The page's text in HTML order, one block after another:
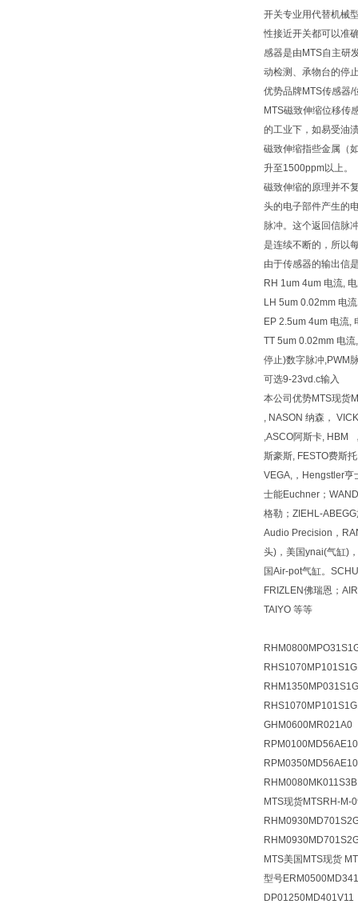
开关专业用代替机械
性接近开关都可以准
感器是由MTS自主研
动检测、承物台的停
优势品牌MTS传感器/
MTS磁致伸缩位移传
的工业下，如易受油
磁致伸缩指些金属（
升至1500ppm以上。
磁致伸缩的原理并不
头的电子部件产生的
脉冲。这个返回信脉
是连续不断的，所以
由于传感器的输出信
RH 1um 4um 电流,
LH 5um 0.02mm 电
EP 2.5um 4um 电流,
TT 5um 0.02mm 电
停止)数字脉冲,PWM
可选9-23vd.c输入
本公司优势MTS现货
, NASON 纳森，
,ASCO阿斯卡, HBM
斯豪斯, FESTO费斯
VEGA,，Hengstler亨
士能Euchner；
格勒；ZIEHL-
Audio Precision，
头)，美国ynai(气缸)
国Air-pot气缸。
FRIZLEN佛瑞恩；
TAIYO 等等
GHM0600MR021A0
MTS现货MTSRH-M-
MTS美国MTS现货
型号